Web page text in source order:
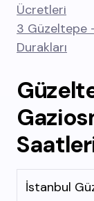
Ücretleri
3 Güzeltepe
Durakları
İstanbul